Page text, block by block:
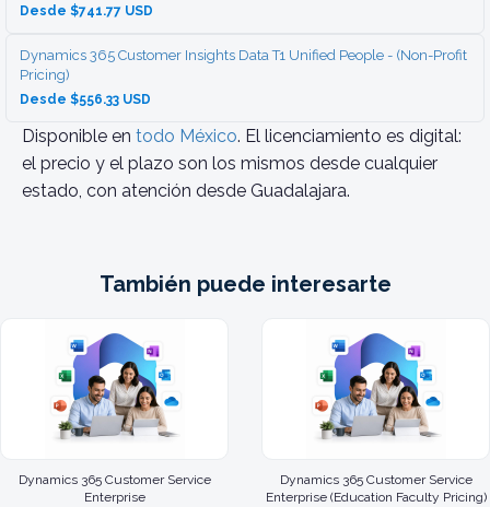
Desde $741.77 USD
Dynamics 365 Customer Insights Data T1 Unified People - (Non-Profit
Pricing)
Desde $556.33 USD
Disponible en todo México. El licenciamiento es digital:
el precio y el plazo son los mismos desde cualquier
estado, con atención desde Guadalajara.
También puede interesarte
Dynamics 365 Customer Service
Enterprise
Dynamics 365 Customer Service
Enterprise (Education Faculty Pricing)